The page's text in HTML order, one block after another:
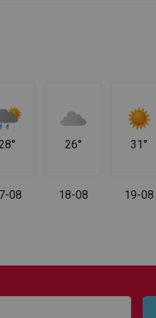
28°
08
26°
18-08
31°
19-08